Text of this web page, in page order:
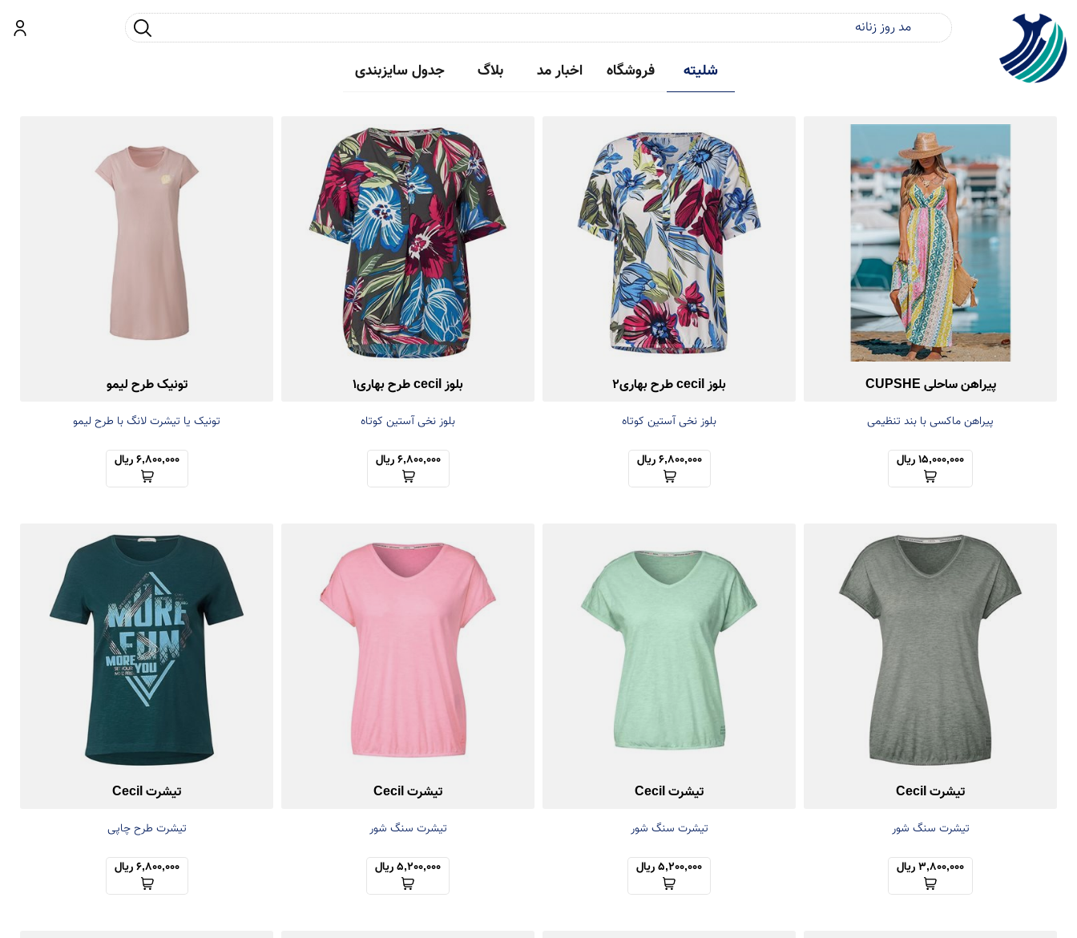
ورود جست و جو
شلیته فروشگاه اخبار مد بلاگ جدول سایزبندی
پیراهن ساحلی CUPSHE
پیراهن ماکسی با بند تنظیمی
15,000,000 ریال
بلوز cecil طرح بهاری2
بلوز نخی آستین کوتاه
6,800,000 ریال
بلوز cecil طرح بهاری1
بلوز نخی آستین کوتاه
6,800,000 ریال
تونیک طرح لیمو
تونیک یا تیشرت لانگ با طرح لیمو
6,800,000 ریال
تیشرت Cecil
تیشرت سنگ شور
3,800,000 ریال
تیشرت Cecil
تیشرت سنگ شور
5,200,000 ریال
تیشرت Cecil
تیشرت سنگ شور
5,200,000 ریال
تیشرت Cecil
تیشرت طرح چاپی
6,800,000 ریال